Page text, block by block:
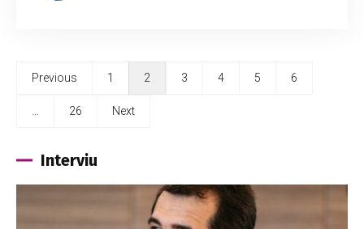
Previous 1 2 3 4 5 6
26 Next
Interviu